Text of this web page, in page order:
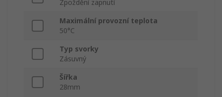
Zpoždění zapnutí
Maximální provozní teplota
50°C
Typ svorky
Zásuvný
Šířka
28mm